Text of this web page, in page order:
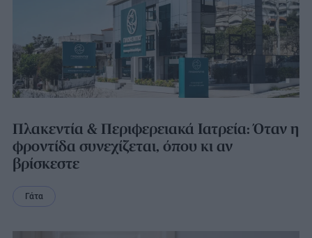
Πλακεντία & Περιφερειακά Ιατρεία: Όταν η
φροντίδα συνεχίζεται, όπου κι αν
βρίσκεστε
Γάτα